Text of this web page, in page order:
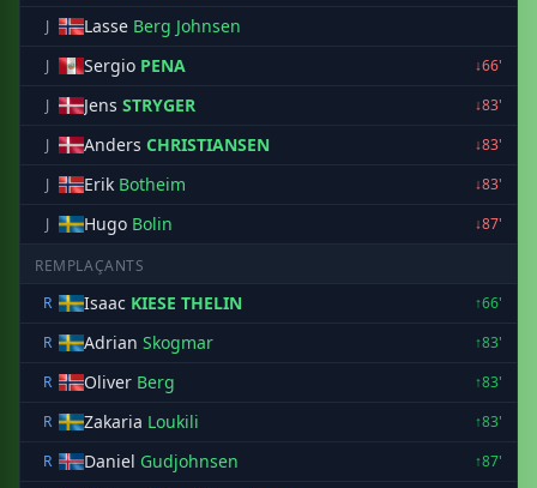
J Lasse Berg Johnsen
J Sergio PENA
↓66'
J
Jens STRYGER
↓83'
J
Anders CHRISTIANSEN
↓83'
J
Erik Botheim
↓83'
J
Hugo Bolin ↓87'
REMPLAÇANTS
R
Isaac KIESE THELIN
↑66'
R
Adrian Skogmar
↑83'
R
Oliver Berg
↑83'
R
Zakaria Loukili
↑83'
R
Daniel Gudjohnsen
↑87'